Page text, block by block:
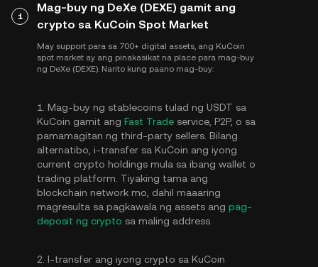
1
Mag-buy ng DeXe (DEXE) gamit ang
crypto sa KuCoin Spot Market
May support para sa 700+ digital assets, ang KuCoin
spot market ay ang pinakasikat na place para mag-buy
ng DeXe (DEXE). Narito kung paano mag-buy:
1. Mag-buy ng stablecoins tulad ng USDT sa
KuCoin gamit ang Fast Trade service, P2P, o sa
pamamagitan ng third-party sellers. Bilang
alternatibo, i-transfer sa KuCoin ang iyong
current crypto holdings mula sa ibang wallet o
trading platform. Tiyaking tama ang
blockchain network mo, dahil maaaring
magresulta sa pagkawala ng assets ang pag-
deposit ng crypto sa maling address.
2. I-transfer ang iyong crypto sa KuCoin